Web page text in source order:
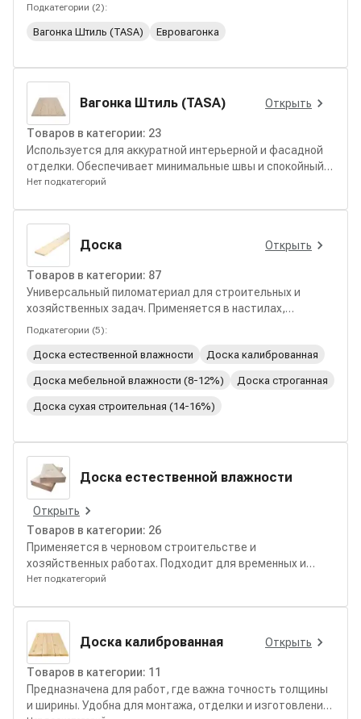
Подкатегории (2):
Вагонка Штиль (TASA) Евровагонка
Вагонка Штиль (TASA) Открыть
Товаров в категории: 23
Используется для аккуратной интерьерной и фасадной
отделки. Обеспечивает минимальные швы и спокойный
внешний вид поверхности.
Нет подкатегорий
Доска Открыть
Товаров в категории: 87
Универсальный пиломатериал для строительных и
хозяйственных задач. Применяется в настилах,
обрешётке, каркасах и вспомогательных конструкциях.
Подкатегории (5):
Доска естественной влажности Доска калиброванная
Доска мебельной влажности (8-12%) Доска строганная
Доска сухая строительная (14-16%)
Доска естественной влажности
Открыть
Товаров в категории: 26
Применяется в черновом строительстве и
хозяйственных работах. Подходит для временных и
вспомогательных конструкций.
Нет подкатегорий
Доска калиброванная Открыть
Товаров в категории: 11
Предназначена для работ, где важна точность толщины
и ширины. Удобна для монтажа, отделки и изготовления